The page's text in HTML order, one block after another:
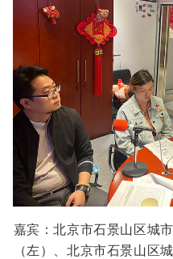
嘉宾：北京市石景山区城
（左）、北京市石景山区